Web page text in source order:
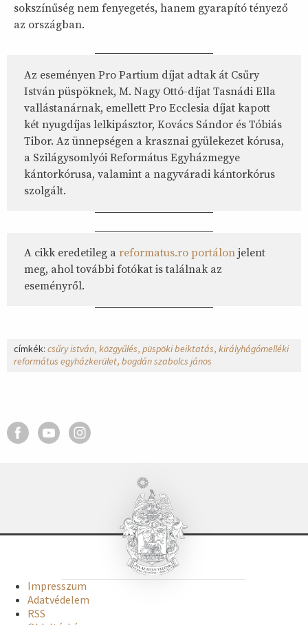
sokszínűség nem fenyegetés, hanem gyarapító tényező
az országban.
Az eseményen Pro Partium díjat adtak át Csűry
István püspöknek, M. Nagy Ottó-díjat Tasnádi Ella
vallástanárnak, emellett Pro Ecclesia díjat kapott
két nyugdíjas lelkipásztor, Kovács Sándor és Tóbiás
Tibor. Az ünnepségen a krasznai gyülekezet kórusa,
a Szilágysomlyói Református Egyházmegye
kántorkórusa, valamint a nagyváradi kántorkórus
szolgált.
A cikk eredetileg a reformatus.ro portálon jelent
meg, ahol további fotókat is találnak az
eseményről.
címkék: csűry istván közgyűlés püspöki beiktatás királyhágómelléki
református egyházkerület bogdán szabolcs jános
Impresszum
Adatvédelem
RSS